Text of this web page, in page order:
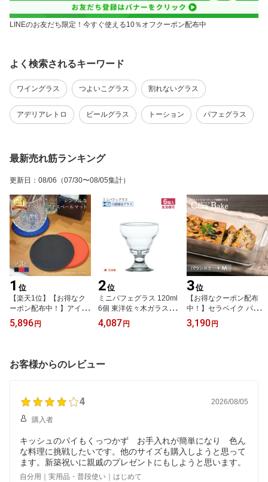
LINEのお友だち限定！今すぐ使える10％オフクーポン配布中
よく検索されるキーワード
ワイングラス つよいこグラス 割れないグラス
アデリアレトロ ビールグラス トーション パフェグラス
最新売れ筋ランキング
更新日 ： 08/06 （07/30〜08/05集計）
1 位
【楽天1位】【お得なク
ーポン配布中！】アイス
ペールマット 華舞 丸 10
枚セット 選べる全3色 黒
L）シンプルで様々なシ
ーンで使いやすい 氷入れ
しゃれ 無地 コースター
5,896 円
2位
ミニパフェグラス 120ml
6個 東洋佐々木ガラス
（35812HS）日本製 食
洗機対応 HS口部物理強
4,087 円
3位
【お得なクーポン配布
中！】セラベイク パウン
ドケーキM 800ml Cera B
ake アデリア 石塚硝子
れ ギフト
3,190 円
お客様からのレビュー
4 2026/08/05
購入者
キッシュのパイもくっつかず お手入れが簡単になり 色ん
な料理に挑戦したいです。他のサイズも購入しようと思って
ます。新築祝いに親戚のプレゼントにもしようと思います。
自分用｜実用品・普段使い｜はじめて